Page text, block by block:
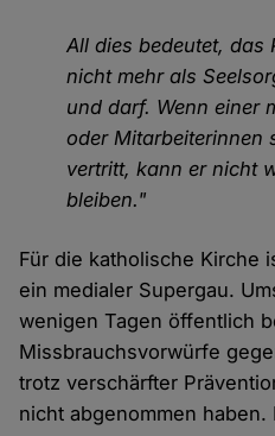
All dies bedeutet, das
nicht mehr als
und darf. Wenn einer
oder Mitarbeiterinnen
vertritt, kann er nicht
bleiben."
Für die katholische Kirche
ein medialer Supergau.
wenigen Tagen öffentlich
Missbrauchsvorwürfe
trotz verschärfter
nicht abgenommen haben.